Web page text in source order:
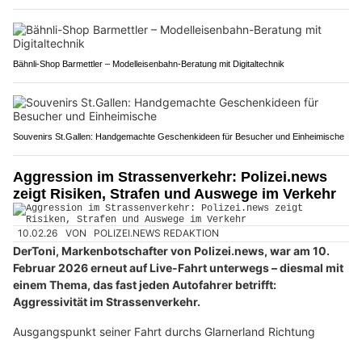
Bähnli-Shop Barmettler – Modelleisenbahn-Beratung mit Digitaltechnik
Souvenirs St.Gallen: Handgemachte Geschenkideen für Besucher und Einheimische
Aggression im Strassenverkehr: Polizei.news
zeigt Risiken, Strafen und Auswege im Verkehr
10.02.26 VON POLIZEI.NEWS REDAKTION
DerToni, Markenbotschafter von Polizei.news, war am 10.
Februar 2026 erneut auf Live-Fahrt unterwegs – diesmal mit
einem Thema, das fast jeden Autofahrer betrifft:
Aggressivität im Strassenverkehr.
Ausgangspunkt seiner Fahrt durchs Glarnerland Richtung